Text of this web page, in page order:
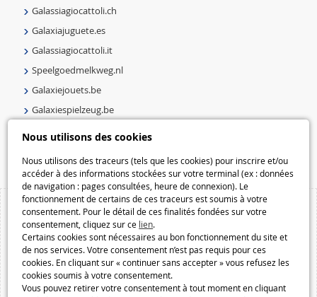
Nous utilisons des cookies
Nous utilisons des traceurs (tels que les cookies) pour inscrire et/ou
accéder à des informations stockées sur votre terminal (ex : données
de navigation : pages consultées, heure de connexion). Le
fonctionnement de certains de ces traceurs est soumis à votre
consentement. Pour le détail de ces finalités fondées sur votre
consentement, cliquez sur ce lien.
Certains cookies sont nécessaires au bon fonctionnement du site et
de nos services. Votre consentement n’est pas requis pour ces
cookies. En cliquant sur « continuer sans accepter » vous refusez les
cookies soumis à votre consentement.
Vous pouvez retirer votre consentement à tout moment en cliquant
Galassiagiocattoli.ch
Galaxiajuguete.es
Galassiagiocattoli.it
Speelgoedmelkweg.nl
Galaxiejouets.be
Galaxiespielzeug.be